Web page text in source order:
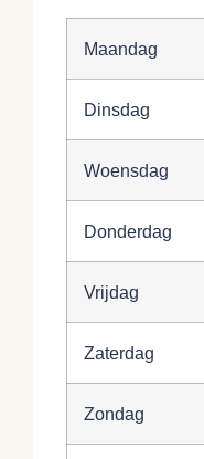
Maandag
Dinsdag
Woensdag
Donderdag
Vrijdag
Zaterdag
Zondag